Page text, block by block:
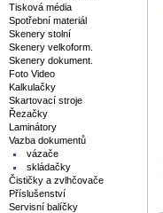
Tisková média
Spotřební materiál
Skenery stolní
Skenery velkoform.
Skenery dokument.
Foto Video
Kalkulačky
Skartovací stroje
Řezačky
Laminátory
Vazba dokumentů
vázače
skládačky
Čističky a zvlhčovače
Příslušenství
Servisní balíčky